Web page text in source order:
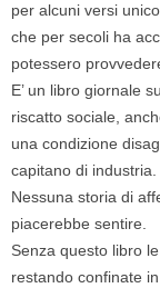
per alcuni versi
che per secoli ha
potessero
E’ un libro giornale
riscatto sociale,
una condizione
capitano di industria.
Nessuna storia di
piacerebbe sentire.
Senza questo libro
restando confinate